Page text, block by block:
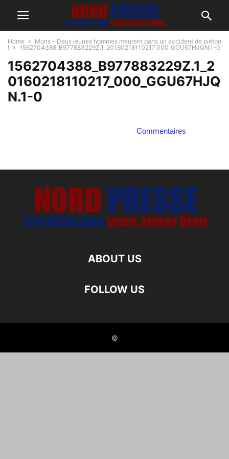
Home
Mons – Deux jeunes hommes meurent dans un accident de piéton
!
1562704388_B977883229Z.1_20160218110217_000_GGU67HJQN.1-0
1562704388_B977883229Z.1_2
0160218110217_000_GGU67HJQ
N.1-0
Commentaires
ABOUT US
FOLLOW US
©